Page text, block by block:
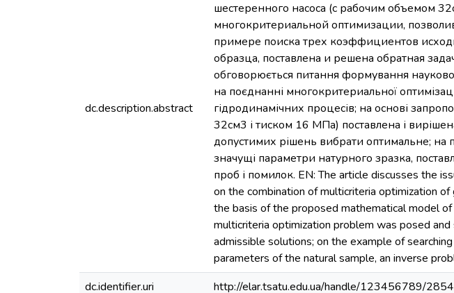
dc.description.abstract
шестеренного насоса (с рабочим объемом
многокритериальной оптимизации,
примере поиска трех коэффициентов
образца, поставлена и решена обратная
обговорюється питання формування
на поєднанні многокритериальної
гідродинамічних процесів; на основі
32см3 і тиском 16 МПа) поставлена і
допустимих рішень вибрати оптимальне; на
значущі параметри натурного зразка,
проб і помилок. EN: Тhe article discusses the
on the combination of multicriteria optimization
the basis of the proposed mathematical model
multicriteria optimization problem was posed
admissible solutions; on the example of
parameters of the natural sample, an inverse
dc.identifier.uri
http://elar.tsatu.edu.ua/handle/123456789/2854